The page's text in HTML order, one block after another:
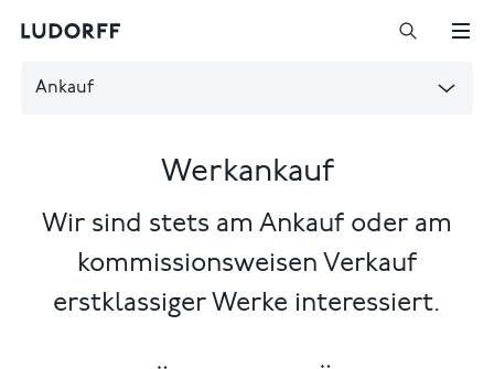
Ankauf
Werkankauf
Wir sind stets am Ankauf oder am
kommissionsweisen Verkauf
erstklassiger Werke interessiert.